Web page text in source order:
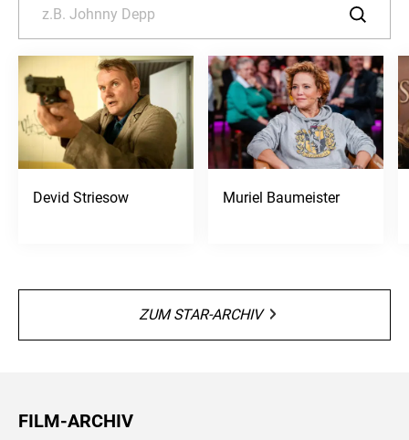
Devid Striesow Muriel Baumeister
ZUM STAR-ARCHIV
FILM-ARCHIV